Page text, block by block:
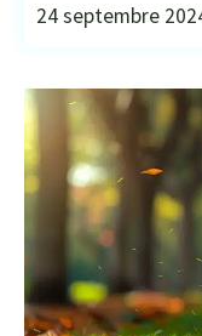
24 septembre